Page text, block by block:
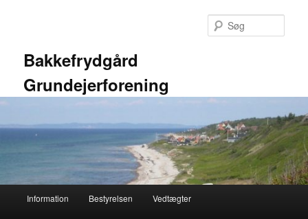
Bakkefrydgård
Grundejerforening
Information Bestyrelsen Vedtægter